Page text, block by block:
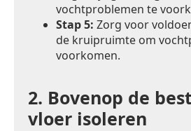
vochtproblemen te
Stap 5: Zorg voor
de kruipruimte om
voorkomen.
2. Bovenop de
vloer isoleren